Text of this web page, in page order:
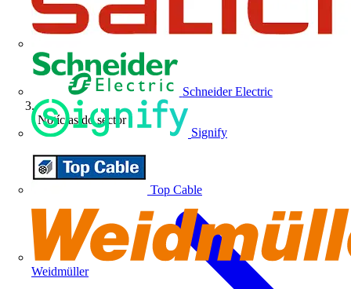
Schneider Electric
Signify
Top Cable
Weidmüller
Notícias do sector